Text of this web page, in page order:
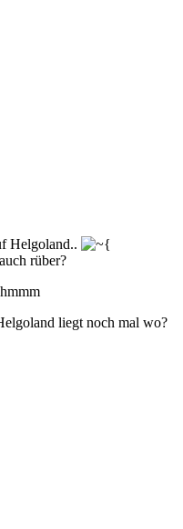
Helgoland..
rüber?
liegt noch mal wo?